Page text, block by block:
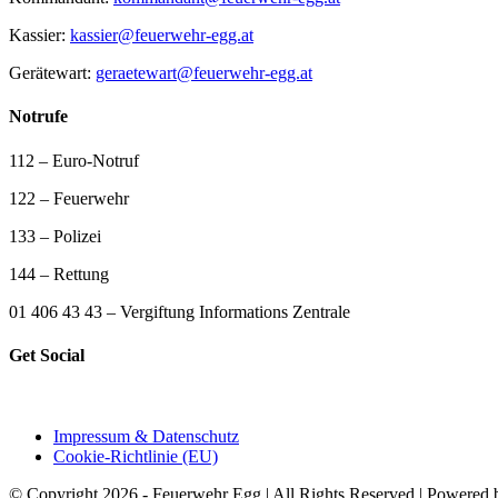
Kassier: kassier@feuerwehr-egg.at
Gerätewart: geraetewart@feuerwehr-egg.at
Notrufe
112 – Euro-Notruf
122 – Feuerwehr
133 – Polizei
144 – Rettung
01 406 43 43 – Vergiftung Informations Zentrale
Get Social
Impressum & Datenschutz
Cookie-Richtlinie (EU)
© Copyright 2026 - Feuerwehr Egg | All Rights Reserved | Powered